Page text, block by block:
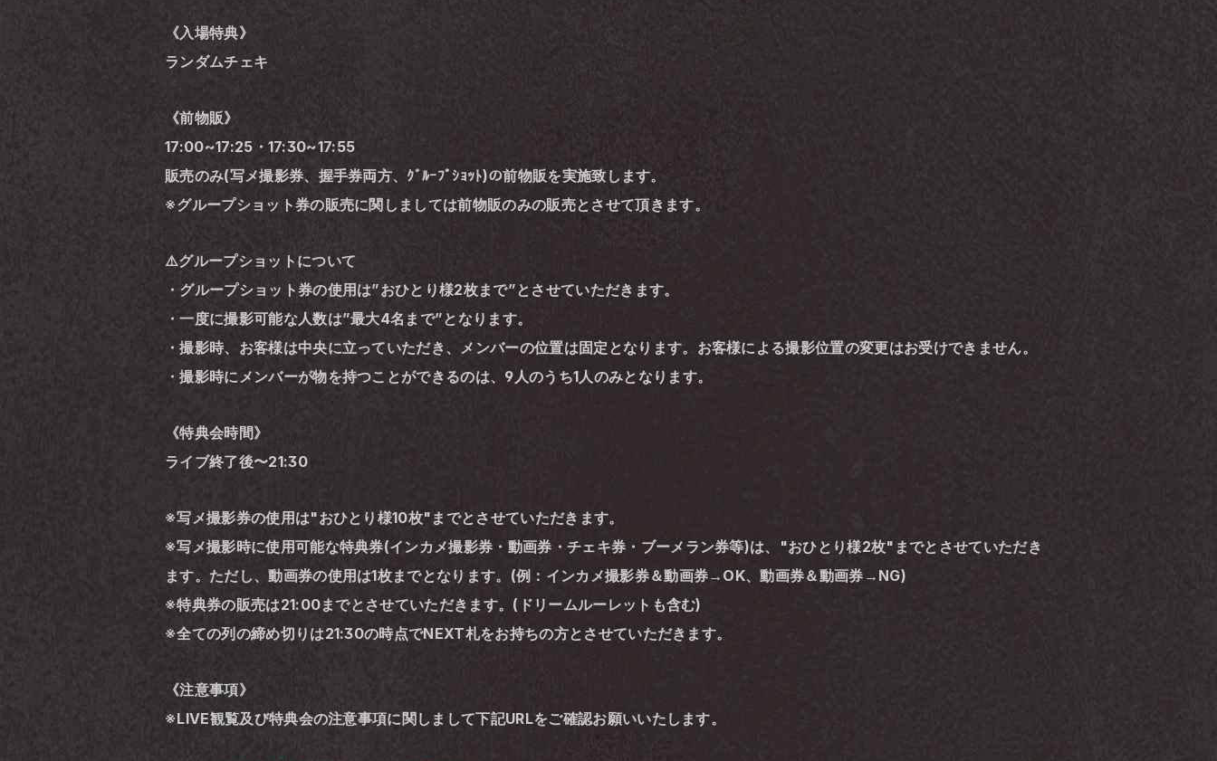
《入場特典》
ランダムチェキ
《前物販》
17:00~17:25・17:30~17:55
販売のみ(写メ撮影券、握手券両方、ｸﾞﾙｰﾌﾟｼｮｯﾄ)の前物販を実施致します。
※グループショット券の販売に関しましては前物販のみの販売とさせて頂きます。
⚠️グループショットについて
・グループショット券の使用は”おひとり様2枚まで”とさせていただきます。
・一度に撮影可能な人数は”最大4名まで”となります。
・撮影時、お客様は中央に立っていただき、メンバーの位置は固定となります。お客様による撮影位置の変更はお受けできません。
・撮影時にメンバーが物を持つことができるのは、9人のうち1人のみとなります。
《特典会時間》
ライブ終了後〜21:30
※写メ撮影券の使用は"おひとり様10枚"までとさせていただきます。
※写メ撮影時に使用可能な特典券(インカメ撮影券・動画券・チェキ券・ブーメラン券等)は、"おひとり様2枚"までとさせていただき
ます。ただし、動画券の使用は1枚までとなります。(例：インカメ撮影券＆動画券→OK、動画券＆動画券→NG)
※特典券の販売は21:00までとさせていただきます。(ドリームルーレットも含む)
※全ての列の締め切りは21:30の時点でNEXT札をお持ちの方とさせていただきます。
《注意事項》
※LIVE観覧及び特典会の注意事項に関しまして下記URLをご確認お願いいたします。